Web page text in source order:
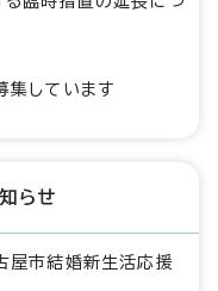
集しています
らせ
屋市結婚新生活応援